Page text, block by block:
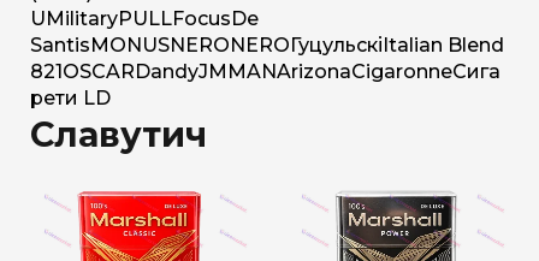
U MilitaryPULLFocus De
Santis MONUSNERO NERO Гуцульскі Italian Blend
821 OSCAR DandyJM MANArizonaCigaronneСига
рети LD
Славутич